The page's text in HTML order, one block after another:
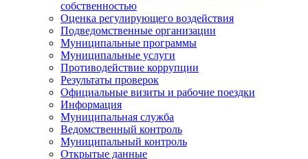
собственностью
Оценка регулирующего воздействия
Подведомственные организации
Муниципальные программы
Муниципальные услуги
Противодействие коррупции
Результаты проверок
Официальные визиты и рабочие поездки
Информация
Муниципальная служба
Ведомственный контроль
Муниципальный контроль
Открытые данные